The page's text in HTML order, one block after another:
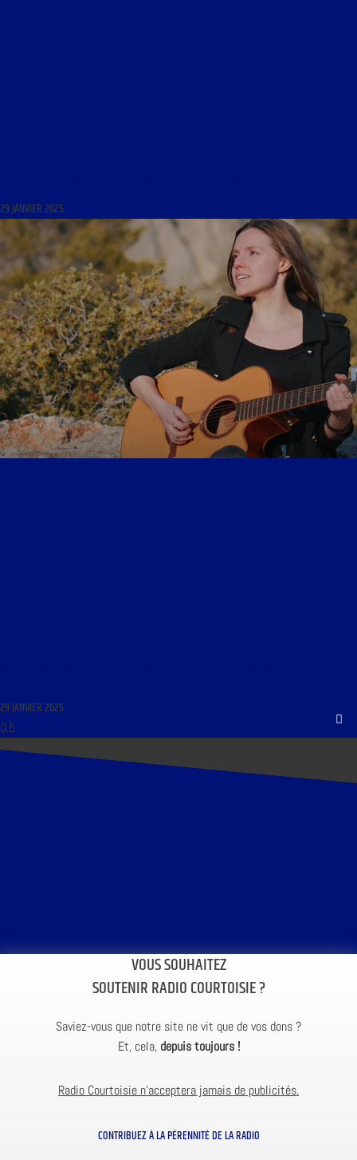
29 JANVIER 2025
29 JANVIER 2025
VOUS SOUHAITEZ
SOUTENIR RADIO COURTOISIE ?
Saviez-vous que notre site ne vit que de vos dons ?
Et, cela, depuis toujours !
Radio Courtoisie n’acceptera jamais de publicités.
CONTRIBUEZ À LA PÉRENNITÉ DE LA RADIO